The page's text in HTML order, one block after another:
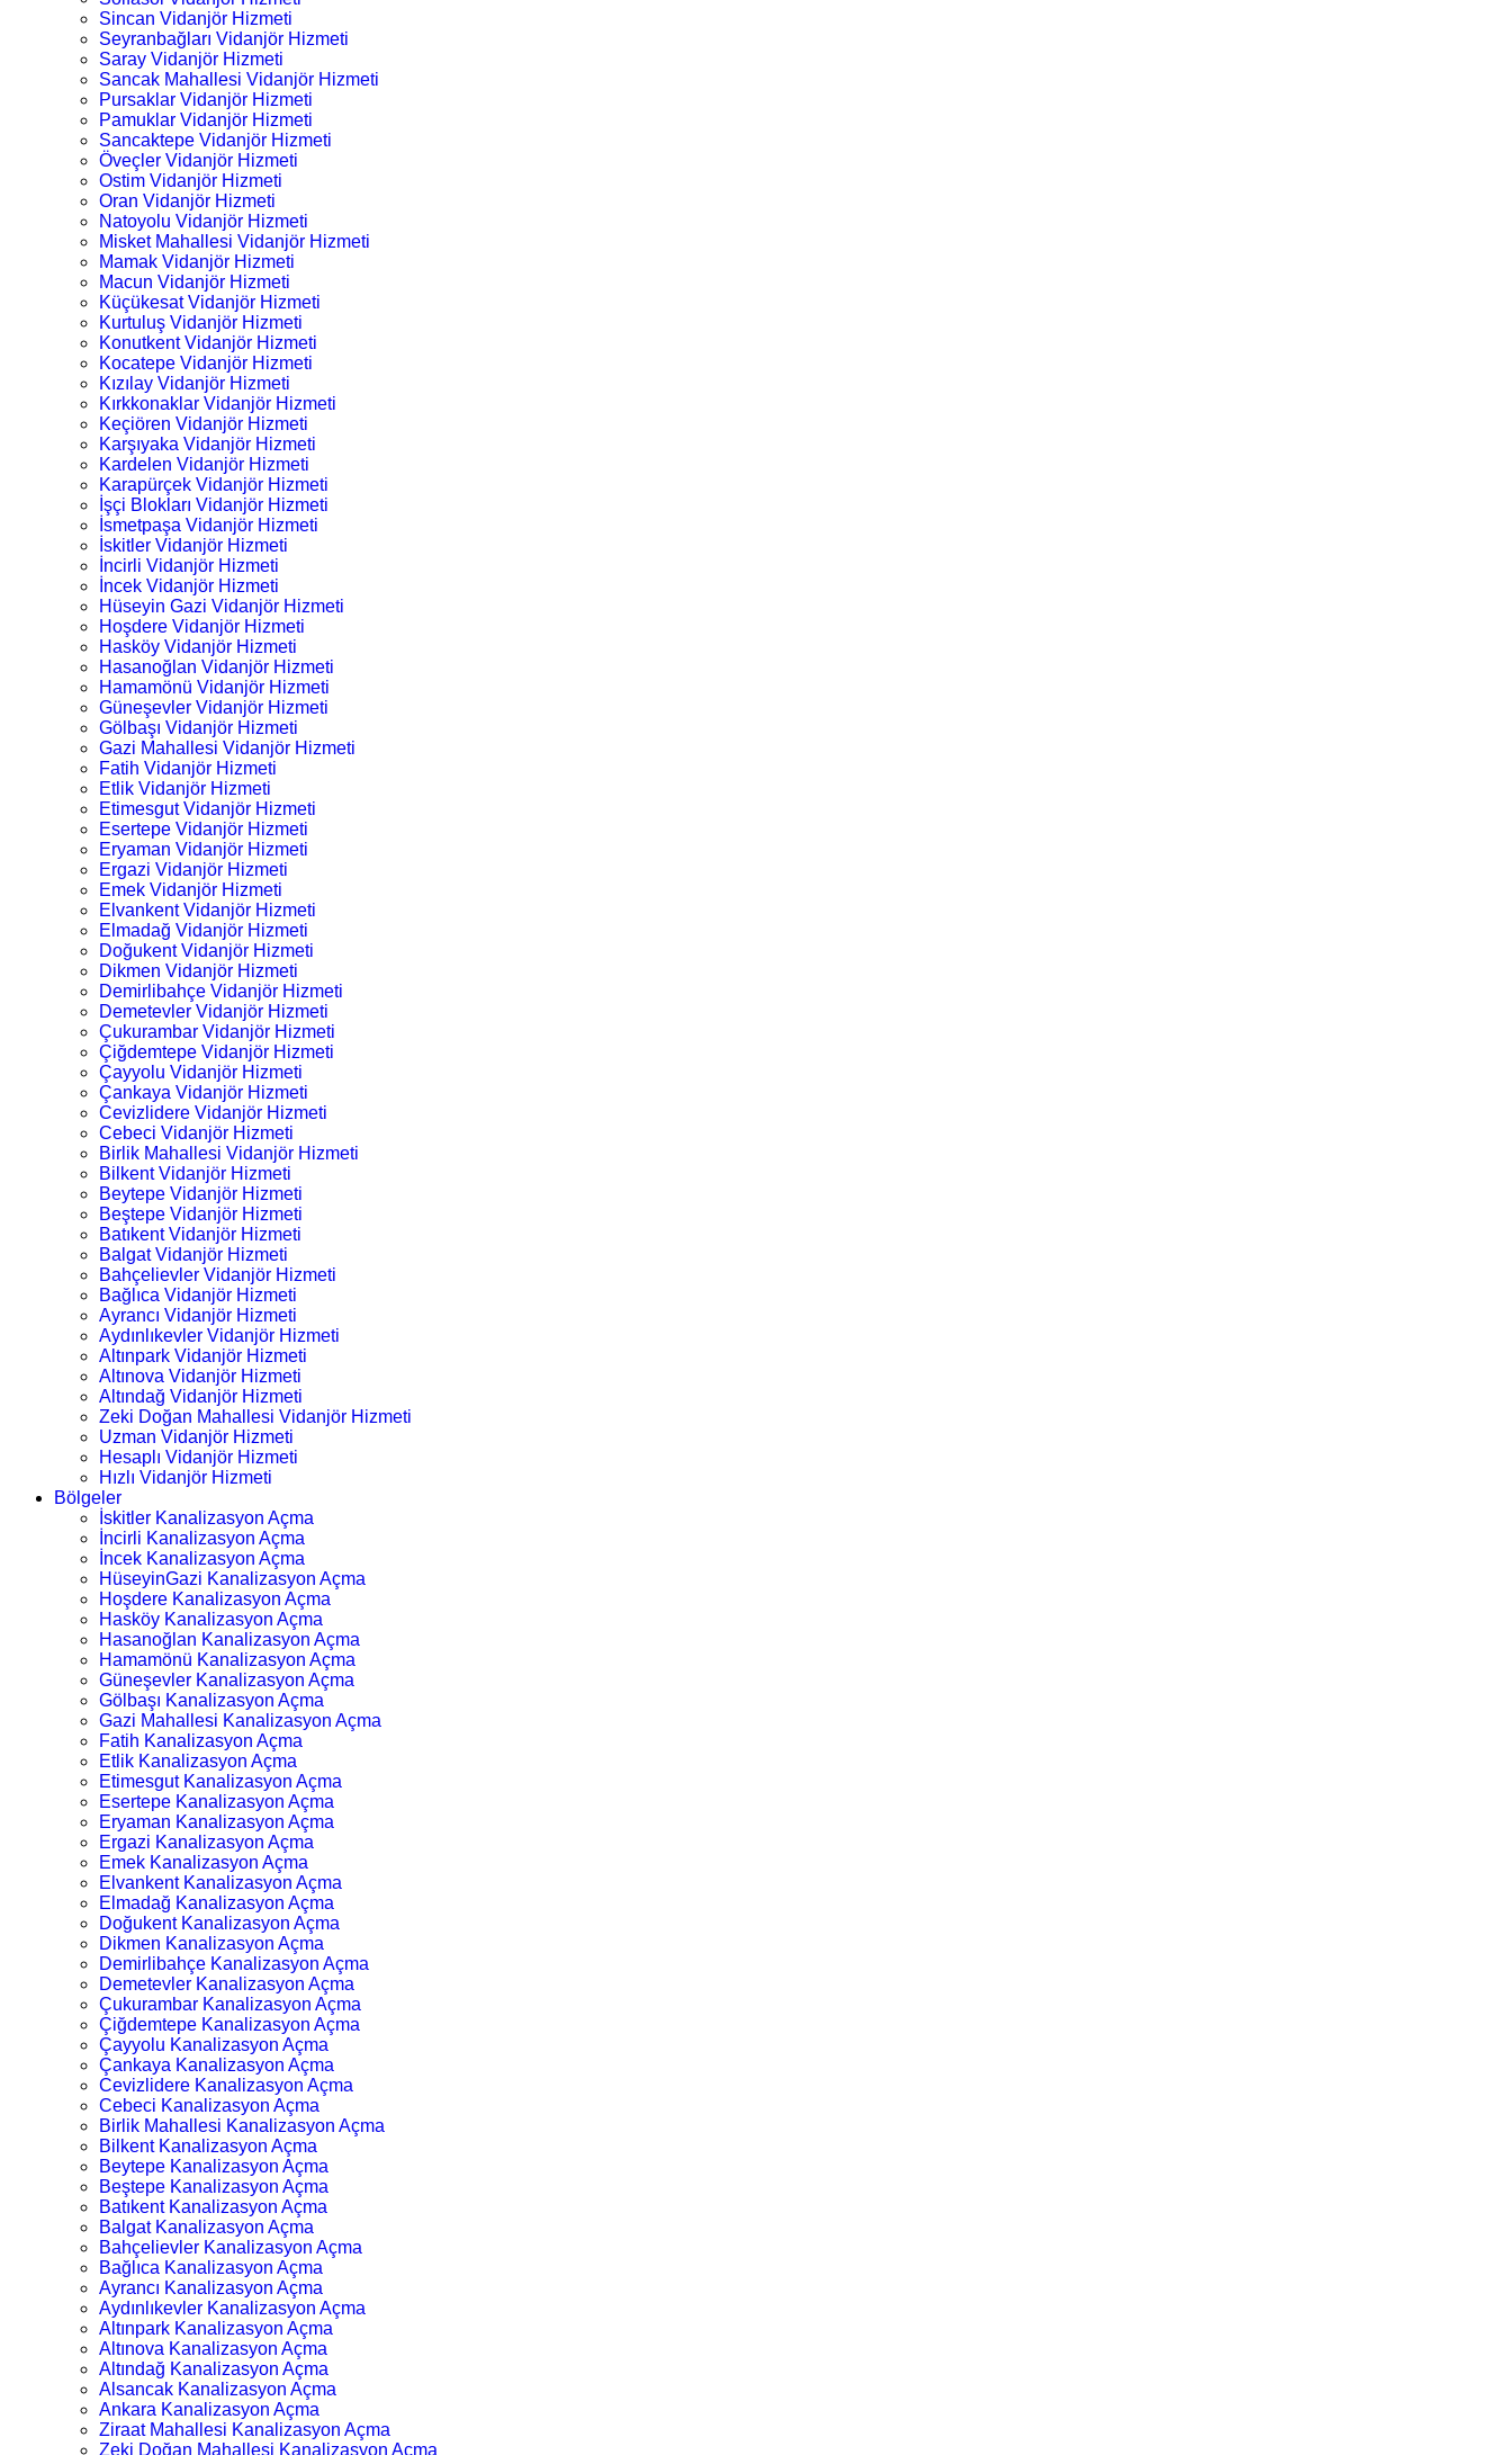
Sincan Vidanjör Hizmeti
Seyranbağları Vidanjör Hizmeti
Saray Vidanjör Hizmeti
Sancak Mahallesi Vidanjör Hizmeti
Pursaklar Vidanjör Hizmeti
Pamuklar Vidanjör Hizmeti
Sancaktepe Vidanjör Hizmeti
Öveçler Vidanjör Hizmeti
Ostim Vidanjör Hizmeti
Oran Vidanjör Hizmeti
Natoyolu Vidanjör Hizmeti
Misket Mahallesi Vidanjör Hizmeti
Mamak Vidanjör Hizmeti
Macun Vidanjör Hizmeti
Küçükesat Vidanjör Hizmeti
Kurtuluş Vidanjör Hizmeti
Konutkent Vidanjör Hizmeti
Kocatepe Vidanjör Hizmeti
Kızılay Vidanjör Hizmeti
Kırkkonaklar Vidanjör Hizmeti
Keçiören Vidanjör Hizmeti
Karşıyaka Vidanjör Hizmeti
Kardelen Vidanjör Hizmeti
Karapürçek Vidanjör Hizmeti
İşçi Blokları Vidanjör Hizmeti
İsmetpaşa Vidanjör Hizmeti
İskitler Vidanjör Hizmeti
İncirli Vidanjör Hizmeti
İncek Vidanjör Hizmeti
Hüseyin Gazi Vidanjör Hizmeti
Hoşdere Vidanjör Hizmeti
Hasköy Vidanjör Hizmeti
Hasanoğlan Vidanjör Hizmeti
Hamamönü Vidanjör Hizmeti
Güneşevler Vidanjör Hizmeti
Gölbaşı Vidanjör Hizmeti
Gazi Mahallesi Vidanjör Hizmeti
Fatih Vidanjör Hizmeti
Etlik Vidanjör Hizmeti
Etimesgut Vidanjör Hizmeti
Esertepe Vidanjör Hizmeti
Eryaman Vidanjör Hizmeti
Ergazi Vidanjör Hizmeti
Emek Vidanjör Hizmeti
Elvankent Vidanjör Hizmeti
Elmadağ Vidanjör Hizmeti
Doğukent Vidanjör Hizmeti
Dikmen Vidanjör Hizmeti
Demirlibahçe Vidanjör Hizmeti
Demetevler Vidanjör Hizmeti
Çukurambar Vidanjör Hizmeti
Çiğdemtepe Vidanjör Hizmeti
Çayyolu Vidanjör Hizmeti
Çankaya Vidanjör Hizmeti
Cevizlidere Vidanjör Hizmeti
Cebeci Vidanjör Hizmeti
Birlik Mahallesi Vidanjör Hizmeti
Bilkent Vidanjör Hizmeti
Beytepe Vidanjör Hizmeti
Beştepe Vidanjör Hizmeti
Batıkent Vidanjör Hizmeti
Balgat Vidanjör Hizmeti
Bahçelievler Vidanjör Hizmeti
Bağlıca Vidanjör Hizmeti
Ayrancı Vidanjör Hizmeti
Aydınlıkevler Vidanjör Hizmeti
Altınpark Vidanjör Hizmeti
Altınova Vidanjör Hizmeti
Altındağ Vidanjör Hizmeti
Zeki Doğan Mahallesi Vidanjör Hizmeti
Uzman Vidanjör Hizmeti
Hesaplı Vidanjör Hizmeti
Hızlı Vidanjör Hizmeti
Bölgeler
İskitler Kanalizasyon Açma
İncirli Kanalizasyon Açma
İncek Kanalizasyon Açma
HüseyinGazi Kanalizasyon Açma
Hoşdere Kanalizasyon Açma
Hasköy Kanalizasyon Açma
Hasanoğlan Kanalizasyon Açma
Hamamönü Kanalizasyon Açma
Güneşevler Kanalizasyon Açma
Gölbaşı Kanalizasyon Açma
Gazi Mahallesi Kanalizasyon Açma
Fatih Kanalizasyon Açma
Etlik Kanalizasyon Açma
Etimesgut Kanalizasyon Açma
Esertepe Kanalizasyon Açma
Eryaman Kanalizasyon Açma
Ergazi Kanalizasyon Açma
Emek Kanalizasyon Açma
Elvankent Kanalizasyon Açma
Elmadağ Kanalizasyon Açma
Doğukent Kanalizasyon Açma
Dikmen Kanalizasyon Açma
Demirlibahçe Kanalizasyon Açma
Demetevler Kanalizasyon Açma
Çukurambar Kanalizasyon Açma
Çiğdemtepe Kanalizasyon Açma
Çayyolu Kanalizasyon Açma
Çankaya Kanalizasyon Açma
Cevizlidere Kanalizasyon Açma
Cebeci Kanalizasyon Açma
Birlik Mahallesi Kanalizasyon Açma
Bilkent Kanalizasyon Açma
Beytepe Kanalizasyon Açma
Beştepe Kanalizasyon Açma
Batıkent Kanalizasyon Açma
Balgat Kanalizasyon Açma
Bahçelievler Kanalizasyon Açma
Bağlıca Kanalizasyon Açma
Ayrancı Kanalizasyon Açma
Aydınlıkevler Kanalizasyon Açma
Altınpark Kanalizasyon Açma
Altınova Kanalizasyon Açma
Altındağ Kanalizasyon Açma
Alsancak Kanalizasyon Açma
Ankara Kanalizasyon Açma
Ziraat Mahallesi Kanalizasyon Açma
Zeki Doğan Mahallesi Kanalizasyon Açma